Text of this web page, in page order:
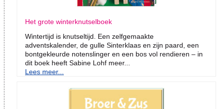
Het grote winterknutselboek
Wintertijd is knutseltijd. Een zelfgemaakte
adventskalender, de gulle Sinterklaas en zijn paard, een
bontgekleurde notenslinger en een bos vol rendieren – in
dit boek heeft Sabine Lohf meer...
Lees meer...